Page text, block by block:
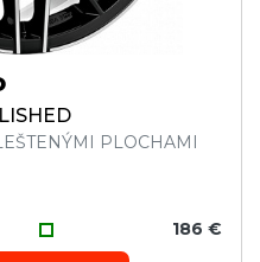
PLOCHAMI
186 €